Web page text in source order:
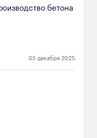
бетона
05 декабря 2025